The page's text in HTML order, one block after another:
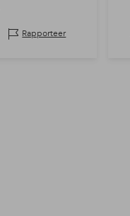
Rapporteer